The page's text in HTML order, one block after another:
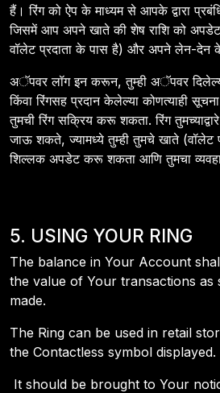
हैं। रिंग को ऐप के माध्यम से आपके द्वारा
जिसमें आप अपने खाते की शेष राशि को
वॉलेट प्रदाता के पास है) और अपने लेन-देन
अॅपवर लॉग इन करून, तुम्ही अॅपवर
किंवा रिंगसह प्रदान केलेल्या कोणत्याही
तुमची रिंग सक्रिय करू शकता. रिंग
जाऊ शकते, ज्यामध्ये तुम्ही तुमचे खाते (वॉलेट
शिल्लक अपडेट करू शकता आणि तुमचा
5. USING YOUR RING
The balance in Your Account
the value of Your transactions as
made.
The Ring can be used in retail
the Contactless symbol displayed.
It should be brought to Your